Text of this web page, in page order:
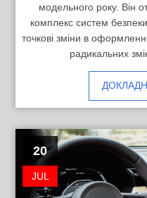
модельного року. Він
комплекс систем
точкові зміни в
радикальних
20
JUL